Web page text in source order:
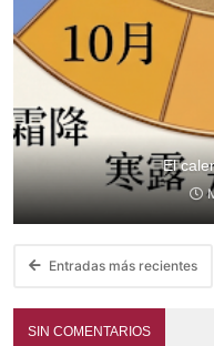
El
Entradas más recientes
SIN COMENTARIOS